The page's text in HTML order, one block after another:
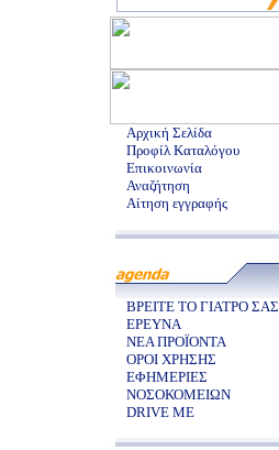
Αρχική Σελίδα
Προφίλ Καταλόγου
Επικοινωνία
Αναζήτηση
Αίτηση εγγραφής
ΒΡΕΙΤΕ ΤΟ ΓΙΑΤΡΟ ΣΑΣ
ΕΡΕΥΝΑ
ΝΕΑ ΠΡΟΪΟΝΤΑ
ΟΡΟΙ ΧΡΗΣΗΣ
ΕΦΗΜΕΡΙΕΣ
ΝΟΣΟΚΟΜΕΙΩΝ
DRIVE ME